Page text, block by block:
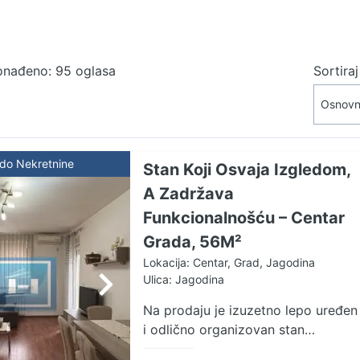
95 oglasa
Nekretnine
Stan Koji Osvaja Izgledom,
A Zadržava
Funkcionalnošću – Centar
Grada, 56M²
Lokacija: Centar, Grad, Jagodina
Ulica: Jagodina
Na prodaju je izuzetno lepo uređen
i odlično organizovan stan